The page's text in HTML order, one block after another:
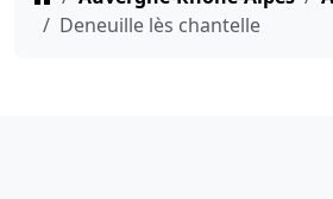
Deneuille lès chantelle